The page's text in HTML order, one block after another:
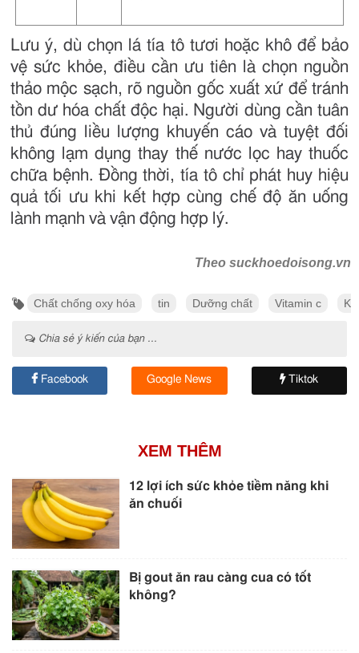
Lưu ý, dù chọn lá tía tô tươi hoặc khô để bảo
vệ sức khỏe, điều cần ưu tiên là chọn nguồn
thảo mộc sạch, rõ nguồn gốc xuất xứ để tránh
tồn dư hóa chất độc hại. Người dùng cần tuân
thủ đúng liều lượng khuyến cáo và tuyệt đối
không lạm dụng thay thế nước lọc hay thuốc
chữa bệnh. Đồng thời, tía tô chỉ phát huy hiệu
quả tối ưu khi kết hợp cùng chế độ ăn uống
lành mạnh và vận động hợp lý.
Theo suckhoedoisong.vn
Chất chống oxy hóa tin Dưỡng chất Vitamin c
Chia sẻ ý kiến của bạn ...
Facebook Google News Tiktok
XEM THÊM
12 lợi ích sức khỏe tiềm năng khi
ăn chuối
Bị gout ăn rau càng cua có tốt
không?